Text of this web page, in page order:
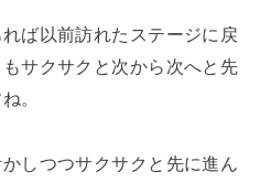
ば以前訪れたステージに戻
サクサクと次から次へと先
。
しつつサクサクと先に進ん